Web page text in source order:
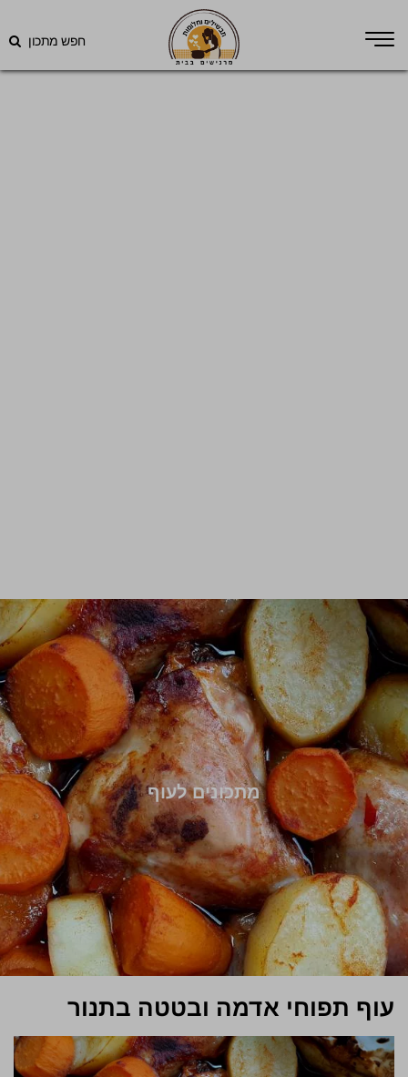
חפש מתכון
מתכונים לעוף
עוף תפוחי אדמה ובטטה בתנור